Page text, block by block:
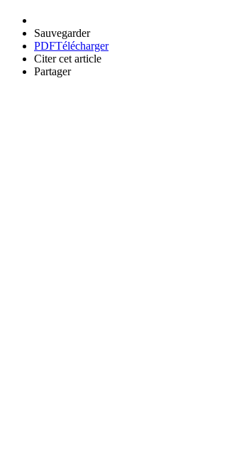
Sauvegarder
PDFTélécharger
Citer cet article
Partager